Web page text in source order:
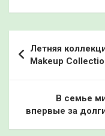
по
записям
Летняя
Makeup
В семье
впервые за